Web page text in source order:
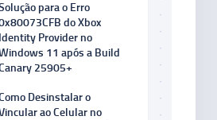
para o Erro
do Xbox
Identity Provider no
11 após a Build
25905+
Desinstalar o
ao Celular no